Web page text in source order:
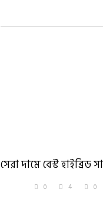
সেরা দামে বেস্ট হাইব্রিড
0 4 0